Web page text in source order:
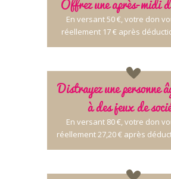
En versant 50 €, votre don
réellement 17 € après
Distrayez une personne
à des jeux de
En versant 80 €, votre don
réellement 27,20 € après